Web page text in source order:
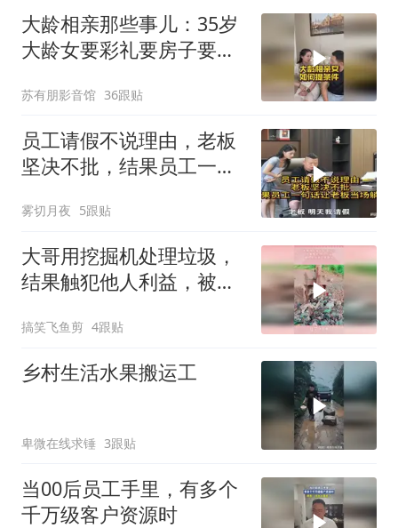
大龄相亲那些事儿：35岁
大龄女要彩礼要房子要车
索取型
苏有朋影音馆 36跟贴
员工请假不说理由，老板
坚决不批，结果员工一句
雾切月夜 5跟贴
大哥用挖掘机处理垃圾，
结果触犯他人利益，被人
搞笑飞鱼剪 4跟贴
乡村生活水果搬运工
卑微在线求锤 3跟贴
当00后员工手里，有多个
千万级客户资源时